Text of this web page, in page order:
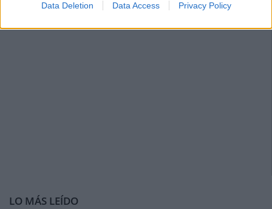
Data Deletion Data Access Privacy Policy
LO MÁS LEÍDO